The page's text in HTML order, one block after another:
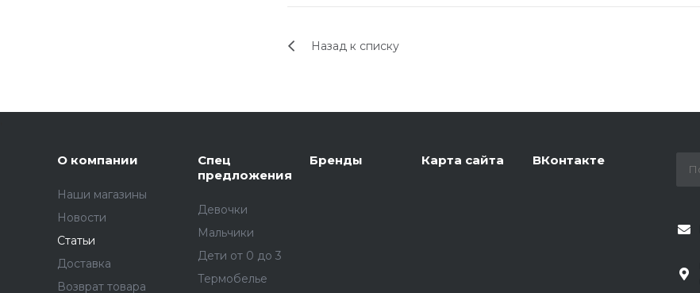
Назад к списку
О компании
Наши магазины
Новости
Статьи
Доставка
Возврат товара
Спец
предложения
Девочки
Мальчики
Дети от 0 до 3
Термобелье
Бренды Карта сайта ВКонтакте